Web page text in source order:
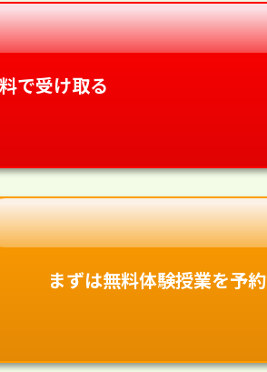
で受け取る
まずは無料体験授業を予約